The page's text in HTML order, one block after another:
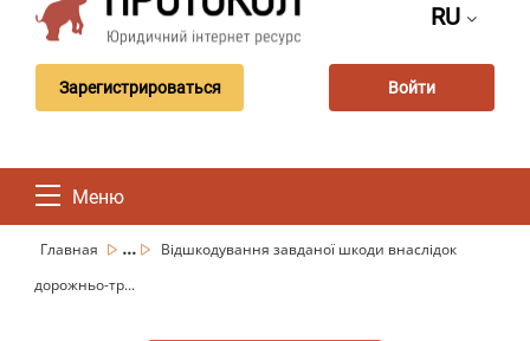
RU
Зарегистрироваться Войти
Меню
Главная ...
Відшкодування завданої шкоди внаслідок
дорожньо-тр...